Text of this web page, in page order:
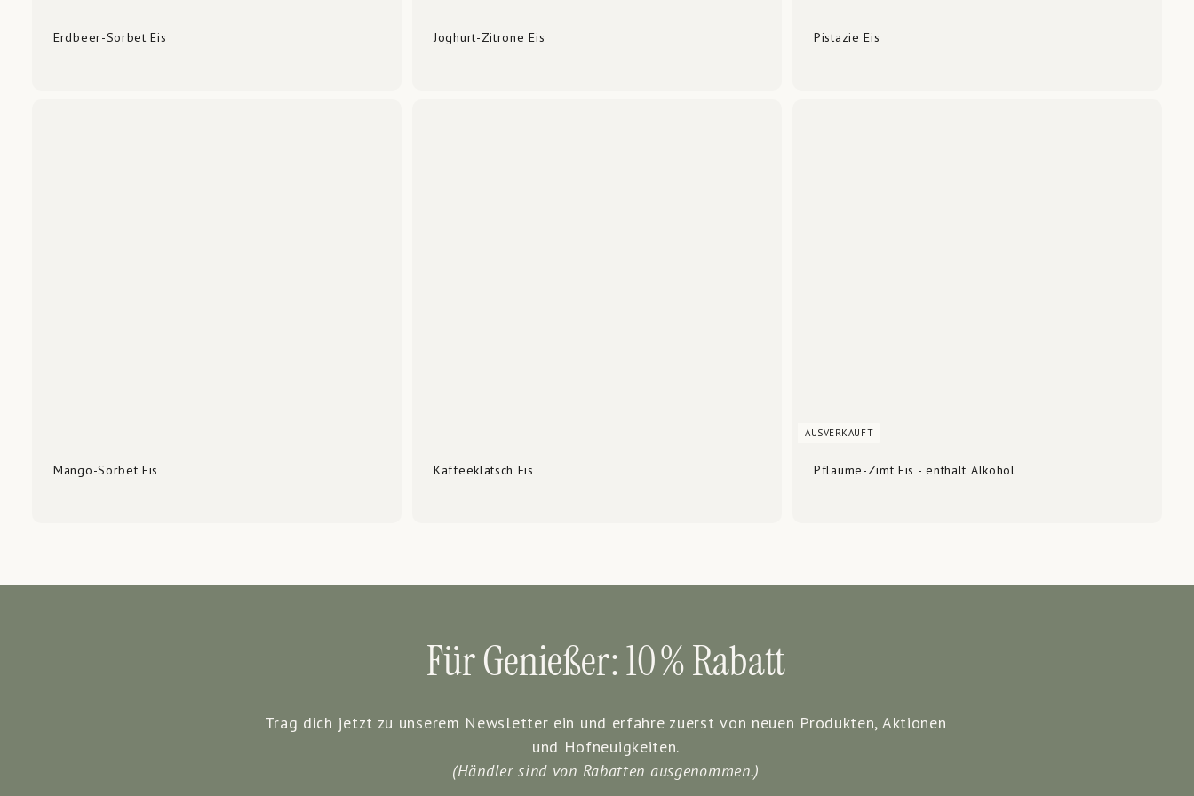
Erdbeer-Sorbet Eis Joghurt-Zitrone Eis Pistazie Eis
Mango-Sorbet Eis Kaffeeklatsch Eis
AUSVERKAUFT
Pflaume-Zimt Eis - enthält Alkohol
Für Genießer: 10 % Rabatt
Trag dich jetzt zu unserem Newsletter ein und erfahre zuerst von neuen Produkten, Aktionen
und Hofneuigkeiten.
(Händler sind von Rabatten ausgenommen.)